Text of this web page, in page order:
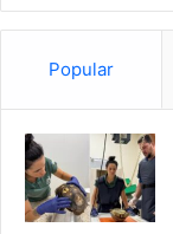
Popular